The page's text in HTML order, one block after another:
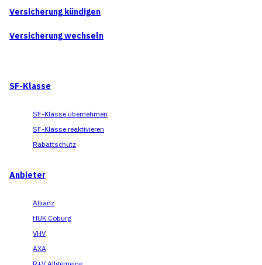
Versicherung kündigen
Versicherung wechseln
SF-Klasse
SF-Klasse übernehmen
SF-Klasse reaktivieren
Rabattschutz
Anbieter
Allianz
HUK Coburg
VHV
AXA